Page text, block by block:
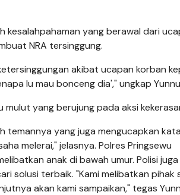
kesalahpahaman yang berawal dari
NRA tersinggung.
akibat ucapan korban
lu mau bonceng dia'," ungkap
yang berujung pada aksi
temannya yang juga mengucapkan
melerai," jelasnya. Polres Pringsewu
anak di bawah umur. Polisi juga
solusi terbaik. "Kami melibatkan pihak
akan kami sampaikan," tegas